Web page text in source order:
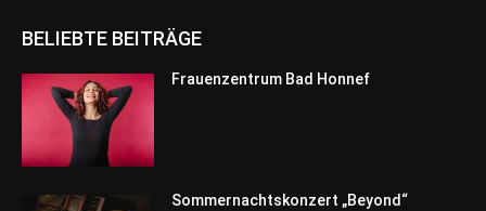
BELIEBTE BEITRÄGE
Frauenzentrum Bad Honnef
Sommernachtskonzert „Beyond“